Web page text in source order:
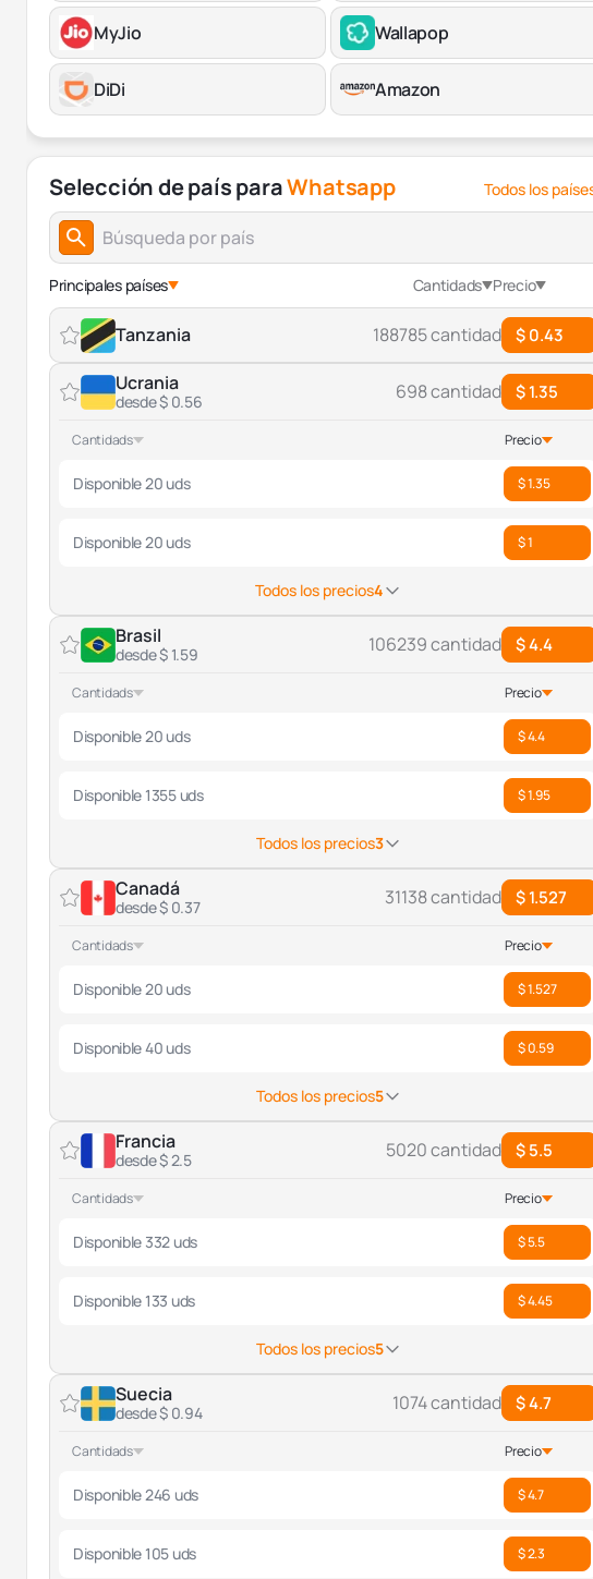
MyJio Wallapop
DiDi Amazon
Selección de país paraWhatsapp Todos los
Principales países Cantidads Precio
Tanzania 188785 cantidad $ 0.43
Ucrania
desde $ 0.56 698 cantidad $ 1.35
Cantidads Precio
Disponible 20 uds $ 1.35
Disponible 20 uds $ 1
Todos los precios4
Brasil
desde $ 1.59 106239 cantidad $ 4.4
Cantidads Precio
Disponible 20 uds $ 4.4
Disponible 1355 uds $ 1.95
Todos los precios3
Canadá
desde $ 0.37 31138 cantidad $ 1.527
Cantidads Precio
Disponible 20 uds $ 1.527
Disponible 40 uds $ 0.59
Todos los precios5
Francia
desde $ 2.5 5020 cantidad $ 5.5
Cantidads Precio
Disponible 332 uds $ 5.5
Disponible 133 uds $ 4.45
Todos los precios5
Suecia
desde $ 0.94 1074 cantidad $ 4.7
Cantidads Precio
Disponible 246 uds $ 4.7
Disponible 105 uds $ 2.3